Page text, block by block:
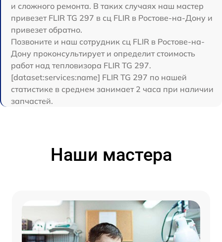
и сложного ремонта. В таких случаях наш мастер
привезет FLIR TG 297 в сц FLIR в Ростове-на-Дону и
привезет обратно.
Позвоните и наш сотрудник сц FLIR в Ростове-на-
Дону проконсультирует и определит стоимость
работ над тепловизора FLIR TG 297.
[dataset:services:name] FLIR TG 297 по нашей
статистике в среднем занимает 2 часа при наличии
запчастей.
Наши мастера